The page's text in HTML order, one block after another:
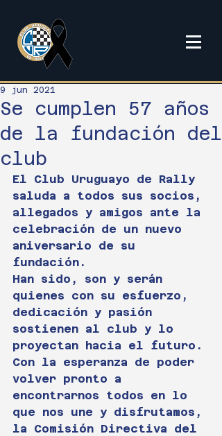
Se cumplen 57 años
de la fundación del
club
9 jun 2021
El Club Uruguayo de Rally
saluda a todos sus socios,
allegados y amigos ante la
celebración de un nuevo
aniversario de su
fundación.
Han sido, son y serán
quienes con su esfuerzo,
dedicación y pasión
sostienen al club y lo
proyectan hacia el futuro.
Con la esperanza de poder
volver pronto a
encontrarnos todos en lo
que nos une y disfrutamos,
la Comisión Directiva del